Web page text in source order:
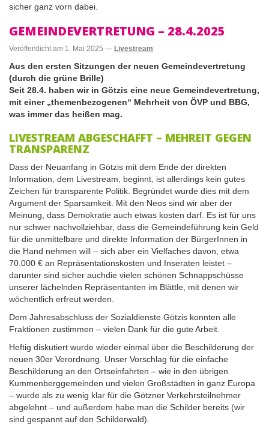
sicher ganz vorn dabei.
GEMEINDEVERTRETUNG – 28.4.2025
Veröffentlicht am 1. Mai 2025 — Livestream
Aus den ersten Sitzungen der neuen Gemeindevertretung
(durch die grüne Brille)
Seit 28.4. haben wir in Götzis eine neue Gemeindevertretung,
mit einer „themenbezogenen“ Mehrheit von ÖVP und BBG,
was immer das heißen mag.
LIVESTREAM ABGESCHAFFT – MEHREIT GEGEN
TRANSPARENZ
Dass der Neuanfang in Götzis mit dem Ende der direkten
Information, dem Livestream, beginnt, ist allerdings kein gutes
Zeichen für transparente Politik. Begründet wurde dies mit dem
Argument der Sparsamkeit. Mit den Neos sind wir aber der
Meinung, dass Demokratie auch etwas kosten darf. Es ist für uns
nur schwer nachvollziehbar, dass die Gemeindeführung kein Geld
für die unmittelbare und direkte Information der BürgerInnen in
die Hand nehmen will – sich aber ein Vielfaches davon, etwa
70.000 € an Repräsentationskosten und Inseraten leistet –
darunter sind sicher auchdie vielen schönen Schnappschüsse
unserer lächelnden Repräsentanten im Blättle, mit denen wir
wöchentlich erfreut werden.
Dem Jahresabschluss der Sozialdienste Götzis konnten alle
Fraktionen zustimmen – vielen Dank für die gute Arbeit.
Heftig diskutiert wurde wieder einmal über die Beschilderung der
neuen 30er Verordnung. Unser Vorschlag für die einfache
Beschilderung an den Ortseinfahrten – wie in den übrigen
Kummenberggemeinden und vielen Großstädten in ganz Europa
– wurde als zu wenig klar für die Götzner Verkehrsteilnehmer
abgelehnt – und außerdem habe man die Schilder bereits (wir
sind gespannt auf den Schilderwald).